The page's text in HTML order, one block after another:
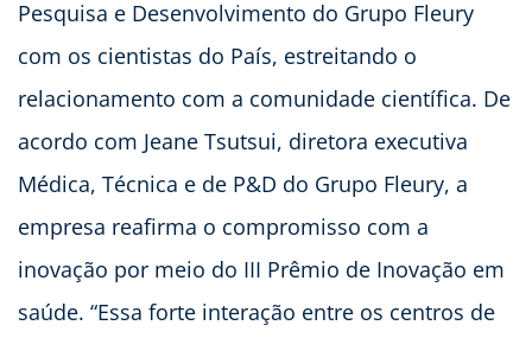
Pesquisa e Desenvolvimento do Grupo Fleury
com os cientistas do País, estreitando o
relacionamento com a comunidade científica. De
acordo com Jeane Tsutsui, diretora executiva
Médica, Técnica e de P&D do Grupo Fleury, a
empresa reafirma o compromisso com a
inovação por meio do III Prêmio de Inovação em
saúde. “Essa forte interação entre os centros de